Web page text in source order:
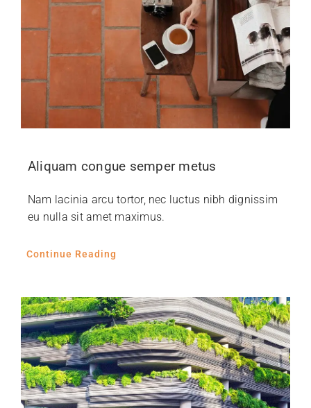
Aliquam congue semper metus
Nam lacinia arcu tortor, nec luctus nibh dignissim
eu nulla sit amet maximus.
Continue Reading